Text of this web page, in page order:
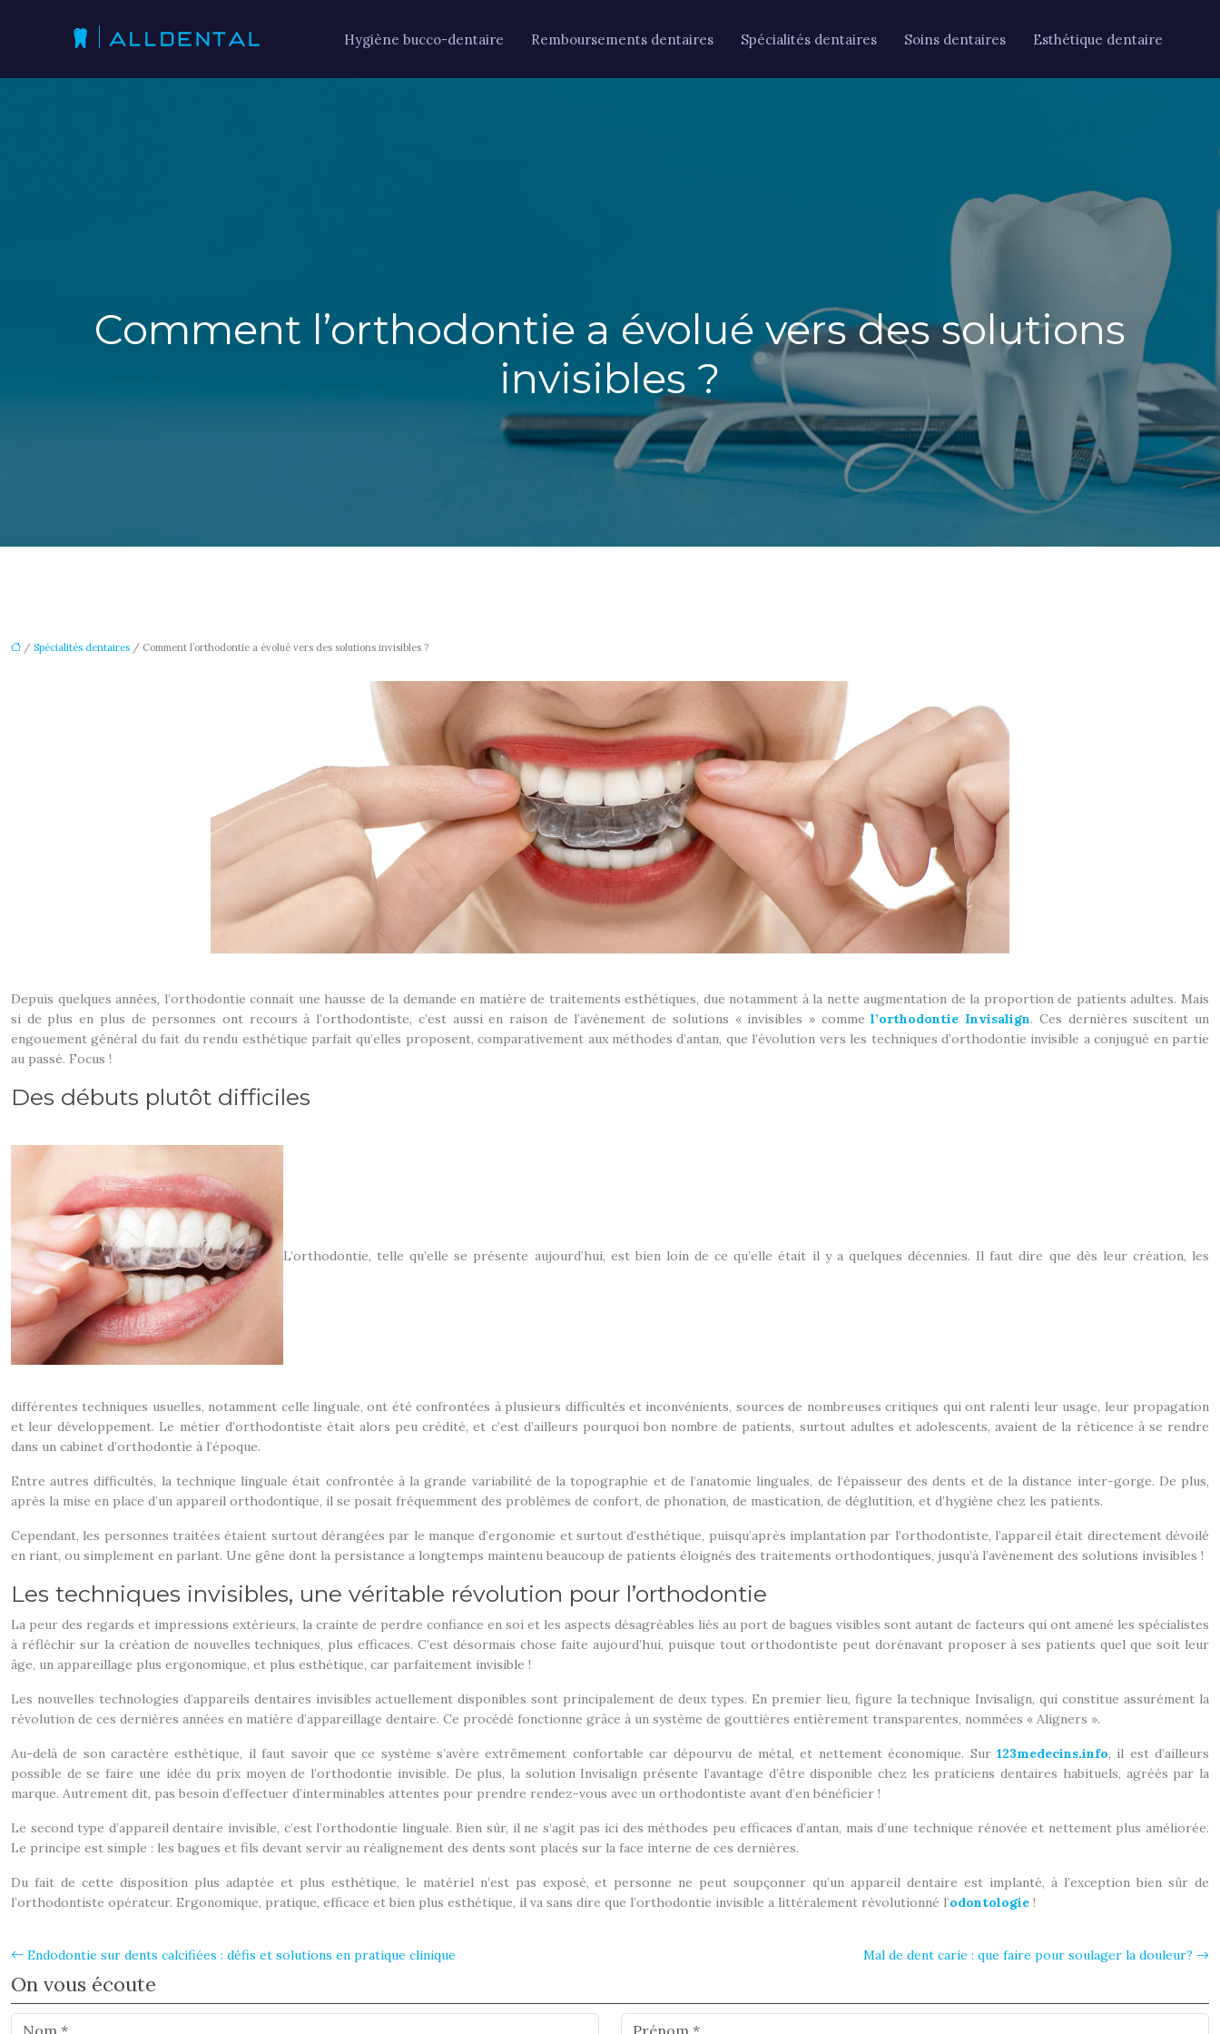
Hygiène bucco-dentaire Remboursements dentaires Spécialités dentaires Soins dentaires Esthétique dentaire
Comment l’orthodontie a évolué vers des solutions
invisibles ?
/ Spécialités dentaires / Comment l’orthodontie a évolué vers des solutions invisibles ?
Depuis quelques années, l’orthodontie connait une hausse de la demande en matière de traitements esthétiques, due notamment à la nette augmentation de la proportion de patients adultes. Mais
si de plus en plus de personnes ont recours à l’orthodontiste, c’est aussi en raison de l’avènement de solutions « invisibles » commel’orthodontie Invisalign. Ces dernières suscitent un
engouement général du fait du rendu esthétique parfait qu’elles proposent, comparativement aux méthodes d’antan, que l’évolution vers les techniques d’orthodontie invisible a conjugué en partie
au passé. Focus !
Des débuts plutôt difficiles
L’orthodontie, telle qu’elle se présente aujourd’hui, est bien loin de ce qu’elle était il y a quelques décennies. Il faut dire que dès leur création, les
différentes techniques usuelles, notamment celle linguale, ont été confrontées à plusieurs difficultés et inconvénients, sources de nombreuses critiques qui ont ralenti leur usage, leur propagation
et leur développement. Le métier d’orthodontiste était alors peu crédité, et c’est d’ailleurs pourquoi bon nombre de patients, surtout adultes et adolescents, avaient de la réticence à se rendre
dans un cabinet d’orthodontie à l’époque.
Entre autres difficultés, la technique linguale était confrontée à la grande variabilité de la topographie et de l’anatomie linguales, de l‘épaisseur des dents et de la distance inter-gorge. De plus,
après la mise en place d’un appareil orthodontique, il se posait fréquemment des problèmes de confort, de phonation, de mastication, de déglutition, et d’hygiène chez les patients.
Cependant, les personnes traitées étaient surtout dérangées par le manque d’ergonomie et surtout d’esthétique, puisqu’après implantation par l’orthodontiste, l’appareil était directement dévoilé
en riant, ou simplement en parlant. Une gêne dont la persistance a longtemps maintenu beaucoup de patients éloignés des traitements orthodontiques, jusqu’à l’avènement des solutions invisibles !
Les techniques invisibles, une véritable révolution pour l’orthodontie
La peur des regards et impressions extérieurs, la crainte de perdre confiance en soi et les aspects désagréables liés au port de bagues visibles sont autant de facteurs qui ont amené les spécialistes
à réfléchir sur la création de nouvelles techniques, plus efficaces. C’est désormais chose faite aujourd’hui, puisque tout orthodontiste peut dorénavant proposer à ses patients quel que soit leur
âge, un appareillage plus ergonomique, et plus esthétique, car parfaitement invisible !
Les nouvelles technologies d’appareils dentaires invisibles actuellement disponibles sont principalement de deux types. En premier lieu, figure la technique Invisalign, qui constitue assurément la
révolution de ces dernières années en matière d’appareillage dentaire. Ce procédé fonctionne grâce à un système de gouttières entièrement transparentes, nommées « Aligners ».
Au-delà de son caractère esthétique, il faut savoir que ce système s’avère extrêmement confortable car dépourvu de métal, et nettement économique. Sur 123medecins.info, il est d’ailleurs
possible de se faire une idée du prix moyen de l’orthodontie invisible. De plus, la solution Invisalign présente l’avantage d’être disponible chez les praticiens dentaires habituels, agréés par la
marque. Autrement dit, pas besoin d’effectuer d’interminables attentes pour prendre rendez-vous avec un orthodontiste avant d’en bénéficier !
Le second type d’appareil dentaire invisible, c’est l’orthodontie linguale. Bien sûr, il ne s’agit pas ici des méthodes peu efficaces d’antan, mais d’une technique rénovée et nettement plus améliorée.
Le principe est simple : les bagues et fils devant servir au réalignement des dents sont placés sur la face interne de ces dernières.
Du fait de cette disposition plus adaptée et plus esthétique, le matériel n’est pas exposé, et personne ne peut soupçonner qu’un appareil dentaire est implanté, à l’exception bien sûr de
l’orthodontiste opérateur. Ergonomique, pratique, efficace et bien plus esthétique, il va sans dire que l’orthodontie invisible a littéralement révolutionné l’odontologie !
Endodontie sur dents calcifiées : défis et solutions en pratique clinique Mal de dent carie : que faire pour soulager la douleur?
On vous écoute